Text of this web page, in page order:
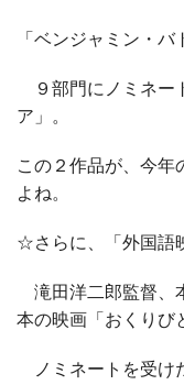
「ベンジャミン・バ
９部門にノミネー
ア」。
この２作品が、今年
よね。
☆さらに、「外国語
滝田洋二郎監督、
本の映画「おくりび
ノミネートを受け